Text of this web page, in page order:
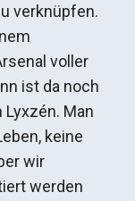
verknüpfen.
voller
ist da noch
Lyxzén. Man
keine
wir
werden